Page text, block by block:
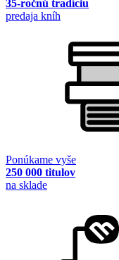
35-ročnú tradíciu
predaja kníh
Ponúkame vyše
250 000 titulov
na sklade